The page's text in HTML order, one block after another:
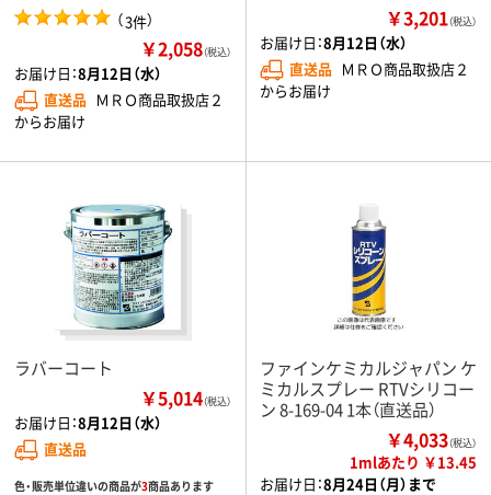
（3件）
￥2,058（税込）
お届け日：8月12日（水）
直送品 ＭＲＯ商品取扱店２
からお届け
￥3,201（税込）
お届け日：8月12日（水）
直送品 ＭＲＯ商品取扱店２
からお届け
ラバーコート
￥5,014（税込）
お届け日：8月12日（水）
直送品
色・販売単位違いの商品が3商品あります
ファインケミカルジャパン ケ
ミカルスプレー RTVシリコー
ン 8-169-04 1本（直送品）
￥4,033（税込）
1mlあたり ￥13.45
お届け日：8月24日（月）まで